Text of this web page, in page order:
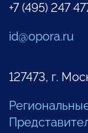
+7 (495) 247
id@opora.ru
127473, г.